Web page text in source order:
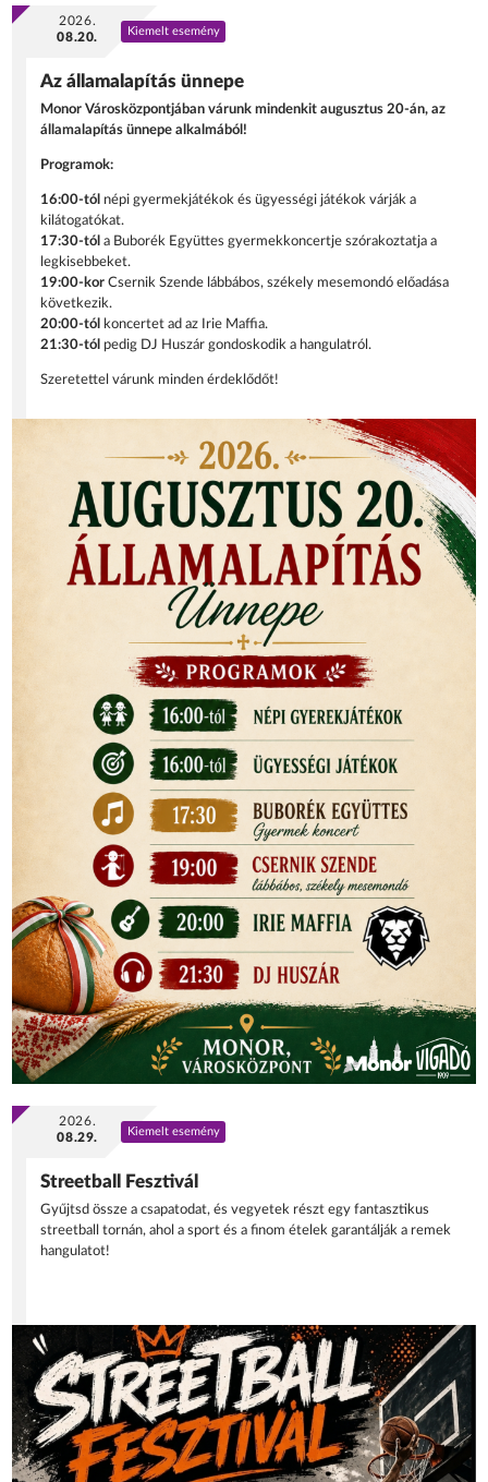
2026.
08.20.
Kiemelt esemény
Az államalapítás ünnepe
Monor Városközpontjában várunk mindenkit augusztus 20-án, az
államalapítás ünnepe alkalmából!
Programok:
16:00-tól népi gyermekjátékok és ügyességi játékok várják a
kilátogatókat.
17:30-tól a Buborék Együttes gyermekkoncertje szórakoztatja a
legkisebbeket.
19:00-korCsernik Szende lábbábos, székely mesemondó előadása
következik.
20:00-tól
koncertet ad az Irie Maffia.
21:30-tól pedig DJ Huszár gondoskodik a hangulatról.
Szeretettel várunk minden érdeklődőt!
2026.
08.29.
Kiemelt esemény
Streetball Fesztivál
Gyűjtsd össze a csapatodat, és vegyetek részt egy fantasztikus
streetball tornán, ahol a sport és a finom ételek garantálják a remek
hangulatot!